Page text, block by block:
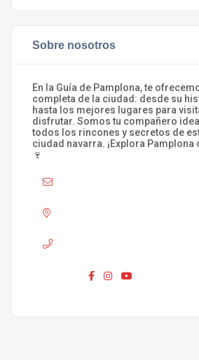
Sobre nosotros
En la Guía de Pamplona, te
completa de la ciudad: desde su
hasta los mejores lugares para
disfrutar. Somos tu compañero
todos los rincones y secretos de
ciudad navarra. ¡Explora
🍷